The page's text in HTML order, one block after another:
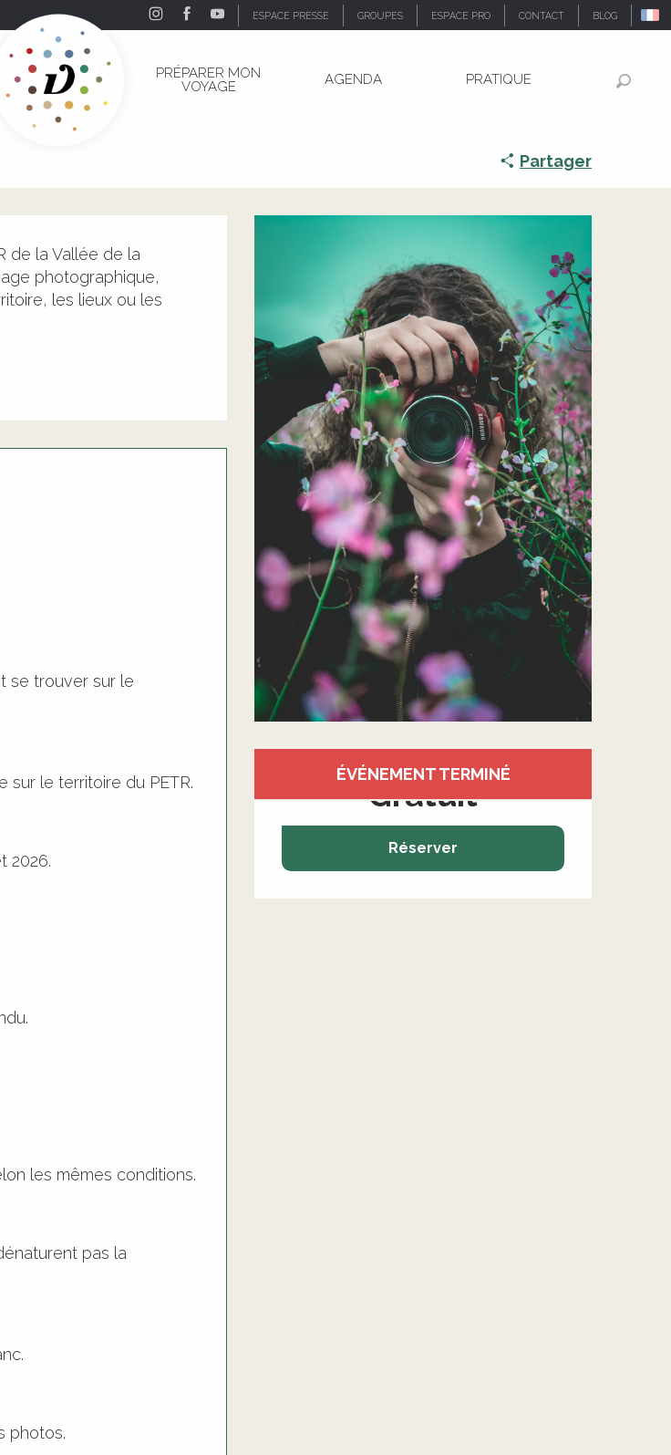
ESPACE PRESSE GROUPES ESPACE PRO CONTACT BLOG
PRÉPARER MON
VOYAGE
AGENDA PRATIQUE
Partager
Ouverture et
ÉVÉNEMENT TERMINÉ
Gratuit
Réserver
de la Vallée de la
photographique,
les lieux ou les
se trouver sur le
le territoire du PETR.
2026.
les mêmes conditions.
pas la
photos.